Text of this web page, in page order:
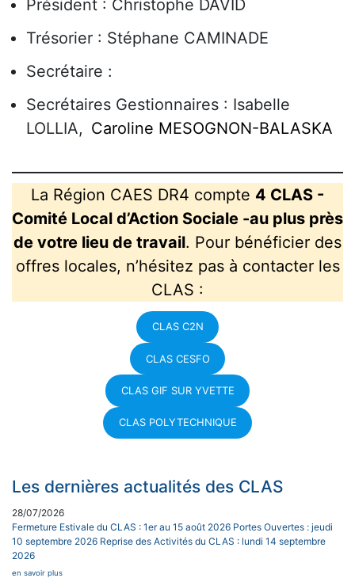
Président : Christophe DAVID
Trésorier : Stéphane CAMINADE
Secrétaire :
Secrétaires Gestionnaires : Isabelle
LOLLIA, Caroline MESOGNON-BALASKA
La Région CAES DR4 compte 4 CLAS -
Comité Local d’Action Sociale -au plus près
de votre lieu de travail. Pour bénéficier des
offres locales, n’hésitez pas à contacter les
CLAS :
CLAS C2N
CLAS CESFO
CLAS GIF SUR YVETTE
CLAS POLYTECHNIQUE
Les dernières actualités des CLAS
28/07/2026
Fermeture Estivale du CLAS : 1er au 15 août 2026 Portes Ouvertes : jeudi
10 septembre 2026 Reprise des Activités du CLAS : lundi 14 septembre
2026
en savoir plus